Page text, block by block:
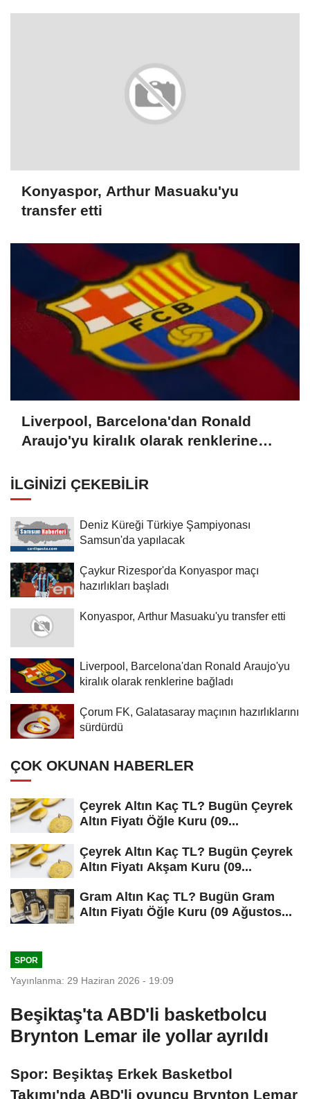
Konyaspor, Arthur Masuaku'yu
transfer etti
Liverpool, Barcelona'dan Ronald
Araujo'yu kiralık olarak renklerine
İLGINIZI ÇEKEBILIR
Deniz Küreği Türkiye Şampiyonası
Samsun'da yapılacak
Çaykur Rizespor'da Konyaspor maçı
hazırlıkları başladı
Konyaspor, Arthur Masuaku'yu transfer etti
Liverpool, Barcelona'dan Ronald Araujo'yu
kiralık olarak renklerine bağladı
Çorum FK, Galatasaray maçının hazırlıklarını
sürdürdü
ÇOK OKUNAN HABERLER
Çeyrek Altın Kaç TL? Bugün Çeyrek
Altın Fiyatı Öğle Kuru (09...
Çeyrek Altın Kaç TL? Bugün Çeyrek
Altın Fiyatı Akşam Kuru (09...
Gram Altın Kaç TL? Bugün Gram
Altın Fiyatı Öğle Kuru (09 Ağustos...
SPOR
Yayınlanma: 29 Haziran 2026 - 19:09
Beşiktaş'ta ABD'li basketbolcu
Brynton Lemar ile yollar ayrıldı
Spor: Beşiktaş Erkek Basketbol
Takımı'nda ABD'li oyuncu Brynton Lemar